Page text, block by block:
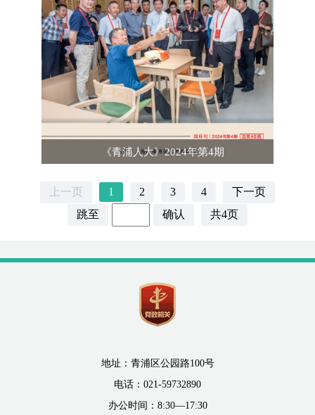
《青浦人大》2024年第4期
上一页 1 2 3 4
下一页
跳至
确认 共4页
地址：青浦区公园路100号
电话：021-59732890
办公时间：8:30—17:30